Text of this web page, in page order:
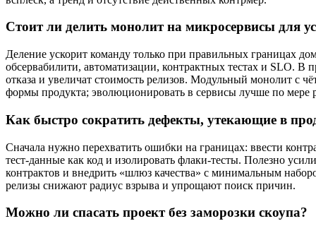
Стоит ли делить монолит на микросервисы для
Деление ускорит команду только при правильных границах
обсервабилити, автоматизации, контрактных тестах и SLO.
отказа и увеличат стоимость релизов. Модульный монолит с
формы продукта; эволюционировать в сервисы лучше по мере
Как быстро сократить дефекты, утекающие в
Сначала нужно перехватить ошибки на границах: ввести
тест‑данные как код и изолировать флаки‑тесты. Полезно
контрактов и внедрить «шлюз качества» с минимальным
релизы снижают радиус взрыва и упрощают поиск причин.
Можно ли спасать проект без заморозки скоупа?